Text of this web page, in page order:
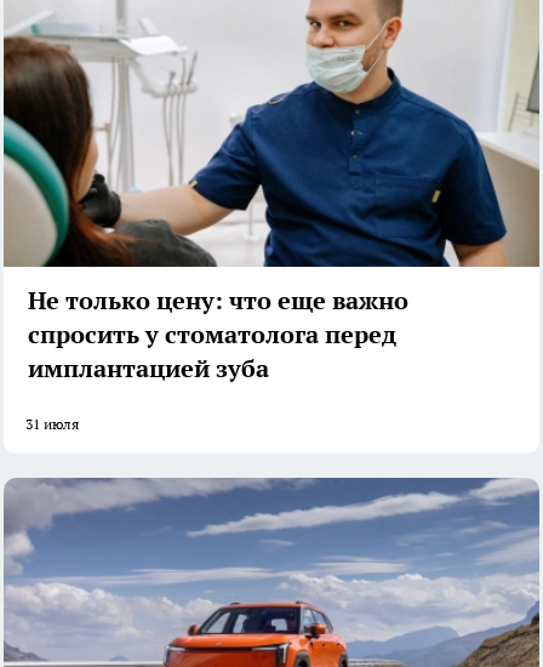
Не только цену: что еще важно
спросить у стоматолога перед
имплантацией зуба
31 июля